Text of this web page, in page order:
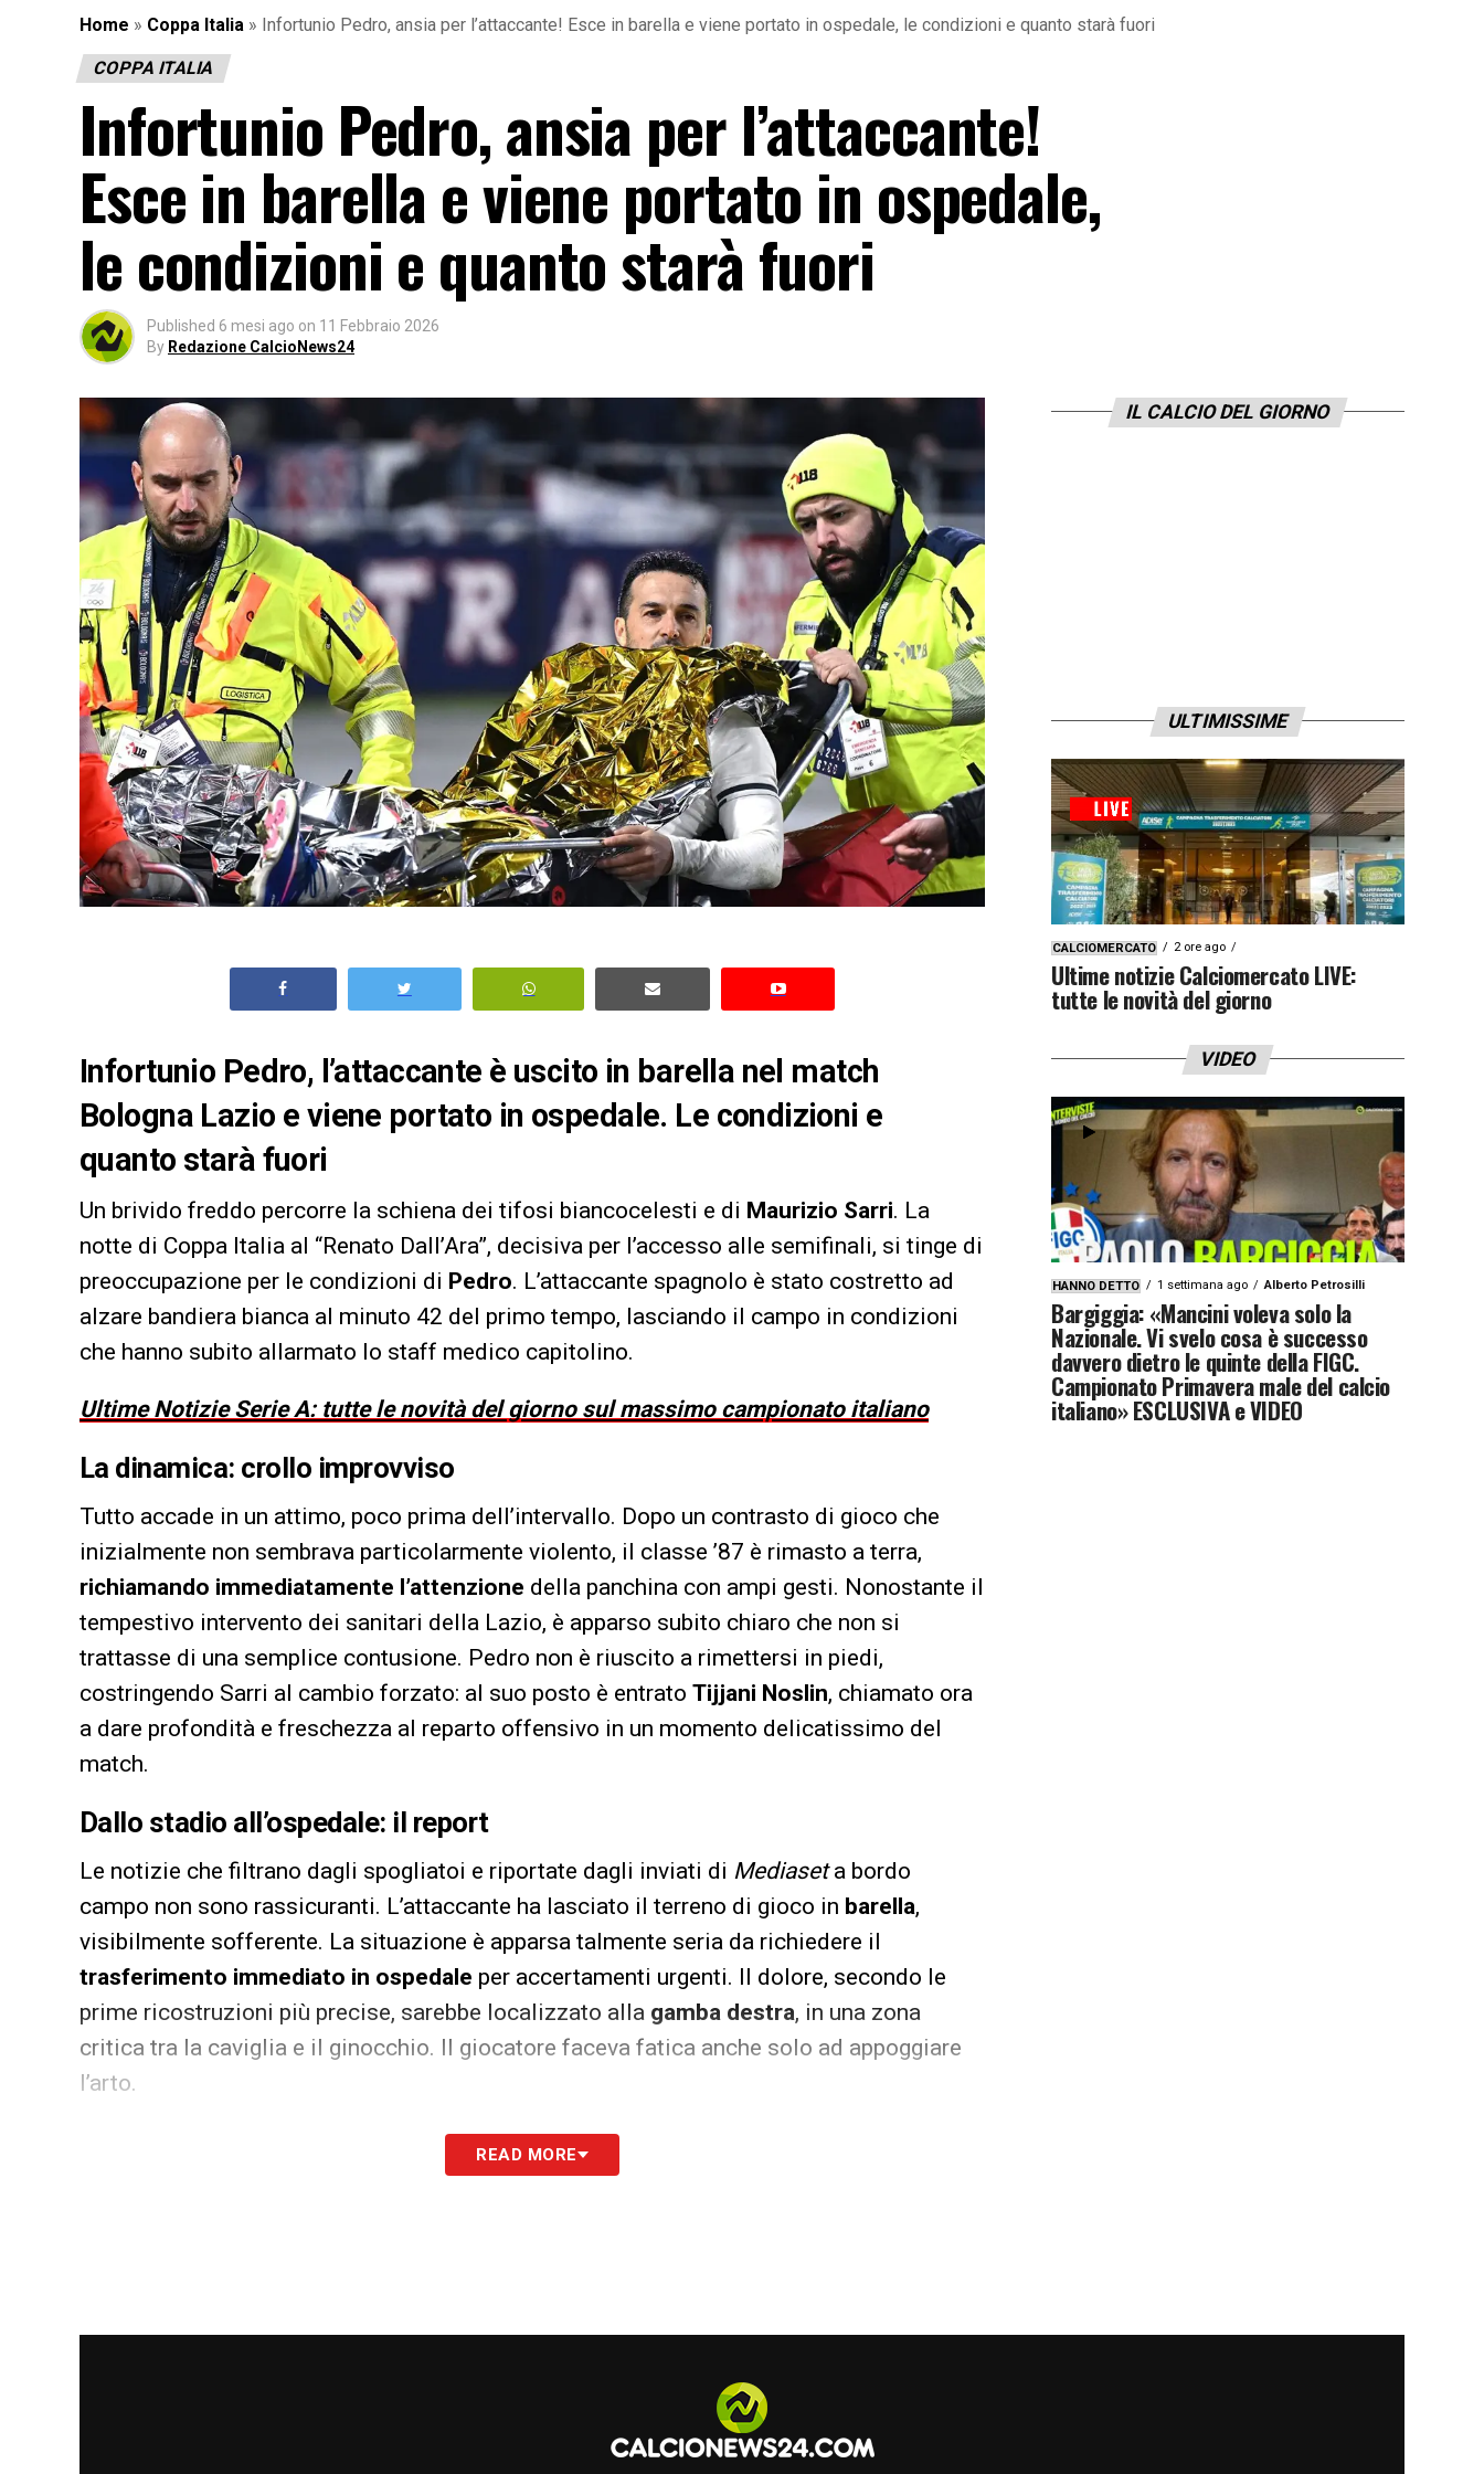
Home » Coppa Italia » Infortunio Pedro, ansia per l’attaccante! Esce in barella e viene portato in ospedale, le condizioni e quanto starà fuori
COPPA ITALIA
Infortunio Pedro, ansia per l’attaccante!
Esce in barella e viene portato in ospedale,
le condizioni e quanto starà fuori
Published 6 mesi ago on 11 Febbraio 2026
By Redazione CalcioNews24
Infortunio Pedro, l’attaccante è uscito in barella nel match
Bologna Lazio e viene portato in ospedale. Le condizioni e
quanto starà fuori
Un brivido freddo percorre la schiena dei tifosi biancocelesti e di Maurizio Sarri. La
notte di Coppa Italia al “Renato Dall’Ara”, decisiva per l’accesso alle semifinali, si tinge di
preoccupazione per le condizioni di Pedro. L’attaccante spagnolo è stato costretto ad
alzare bandiera bianca al minuto 42 del primo tempo, lasciando il campo in condizioni
che hanno subito allarmato lo staff medico capitolino.
Ultime Notizie Serie A: tutte le novità del giorno sul massimo campionato italiano
La dinamica: crollo improvviso
Tutto accade in un attimo, poco prima dell’intervallo. Dopo un contrasto di gioco che
inizialmente non sembrava particolarmente violento, il classe ’87 è rimasto a terra,
richiamando immediatamente l’attenzione della panchina con ampi gesti. Nonostante il
tempestivo intervento dei sanitari della Lazio, è apparso subito chiaro che non si
trattasse di una semplice contusione. Pedro non è riuscito a rimettersi in piedi,
costringendo Sarri al cambio forzato: al suo posto è entrato Tijjani Noslin, chiamato ora
a dare profondità e freschezza al reparto offensivo in un momento delicatissimo del
match.
Dallo stadio all’ospedale: il report
Le notizie che filtrano dagli spogliatoi e riportate dagli inviati di Mediaseta bordo
campo non sono rassicuranti. L’attaccante ha lasciato il terreno di gioco in barella,
visibilmente sofferente. La situazione è apparsa talmente seria da richiedere il
trasferimento immediato in ospedale per accertamenti urgenti. Il dolore, secondo le
prime ricostruzioni più precise, sarebbe localizzato alla gamba destra, in una zona
critica tra la caviglia e il ginocchio. Il giocatore faceva fatica anche solo ad appoggiare
l’arto.
l’entità del danno, ma il timore che la stagione dello spagnolo possa essere
READ MORE
IL CALCIO DEL GIORNO
ULTIMISSIME
CALCIOMERCATO 2 ore ago
Ultime notizie Calciomercato LIVE:
tutte le novità del giorno
VIDEO
HANNO DETTO 1 settimana ago Alberto Petrosilli
Bargiggia: «Mancini voleva solo la
Nazionale. Vi svelo cosa è successo
davvero dietro le quinte della FIGC.
Campionato Primavera male del calcio
italiano» ESCLUSIVA e VIDEO